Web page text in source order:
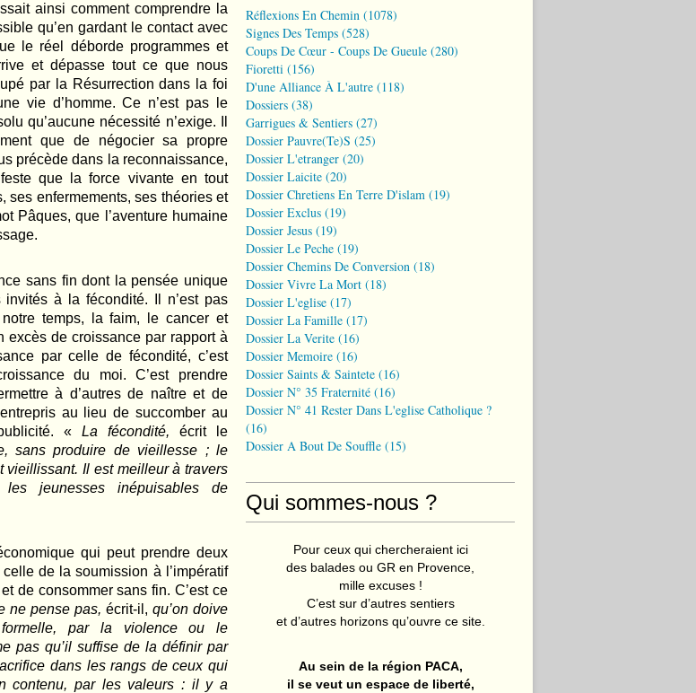
ainsi comment comprendre la
qu’en gardant le contact avec
le réel déborde programmes et
et dépasse tout ce que nous
par la Résurrection dans la foi
vie d’homme. Ce n’est pas le
qu’aucune nécessité n’exige. Il
que de négocier sa propre
précède dans la reconnaissance,
que la force vivante en tout
ses enfermements, ses théories et
Pâques, que l’aventure humaine
sans fin dont la pensée unique
à la fécondité. Il n’est pas
temps, la faim, le cancer et
excès de croissance par rapport à
par celle de fécondité, c’est
du moi. C’est prendre
à d’autres de naître et de
au lieu de succomber au
publicité. «La fécondité,écrit le
sans produire de vieillesse ; le
vieillissant. Il est meilleur à travers
jeunesses inépuisables de
qui peut prendre deux
de la soumission à l’impératif
de consommer sans fin. C’est ce
ne pense pas, écrit-il, qu’on doive
formelle, par la violence ou le
pas qu’il suffise de la définir par
dans les rangs de ceux qui
contenu, par les valeurs : il y a
Réflexions En Chemin (1078)
Signes Des Temps (528)
Coups De Cœur - Coups De Gueule (280)
Fioretti (156)
D'une Alliance À L'autre (118)
Dossiers (38)
Garrigues & Sentiers (27)
Dossier Pauvre(te)s (25)
Dossier L'etranger (20)
Dossier Laicite (20)
Dossier Chretiens En Terre D'islam (19)
Dossier Exclus (19)
Dossier Jesus (19)
Dossier Le Peche (19)
Dossier Chemins De Conversion (18)
Dossier Vivre La Mort (18)
Dossier L'eglise (17)
Dossier La Famille (17)
Dossier La Verite (16)
Dossier Memoire (16)
Dossier Saints & Saintete (16)
Dossier N° 35 Fraternité (16)
Dossier N° 41 Rester Dans L'eglise Catholique ?
(16)
Dossier A Bout De Souffle (15)
Qui sommes-nous ?
Pour ceux qui chercheraient ici
des balades ou GR en Provence,
mille excuses !
C’est sur d’autres sentiers
et d’autres horizons qu’ouvre ce site.
Au sein de la région PACA,
il se veut un espace de liberté,